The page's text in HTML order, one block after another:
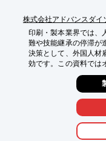
株式会社アドバンスダイ
印刷・製本業界では、
難や技能継承の停滞が
決策として、外国人材
効です。この資料では
様向けの特定技能外
○外国人採用による解
○特定技能が印刷現場
○技能実習生との違い
○登録支援機関について